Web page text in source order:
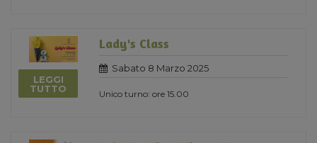
LEGGI
TUTTO
Lady's Class
Sabato 8 Marzo 2025
Unico turno: ore 15.00